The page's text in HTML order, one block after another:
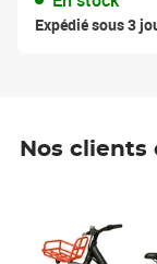
Expédié sous 3
Nos